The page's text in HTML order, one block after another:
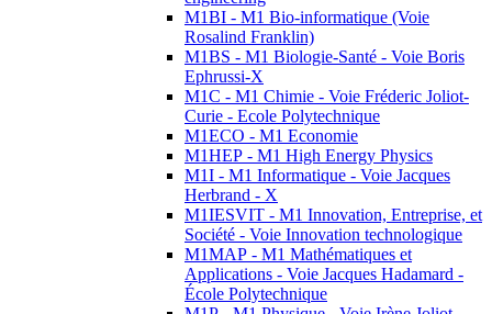
M1BI - M1 Bio-informatique (Voie
Rosalind Franklin)
M1BS - M1 Biologie-Santé - Voie Boris
Ephrussi-X
M1C - M1 Chimie - Voie Fréderic Joliot-
Curie - Ecole Polytechnique
M1ECO - M1 Economie
M1HEP - M1 High Energy Physics
M1I - M1 Informatique - Voie Jacques
Herbrand - X
M1IESVIT - M1 Innovation, Entreprise, et
Société - Voie Innovation technologique
M1MAP - M1 Mathématiques et
Applications - Voie Jacques Hadamard -
École Polytechnique